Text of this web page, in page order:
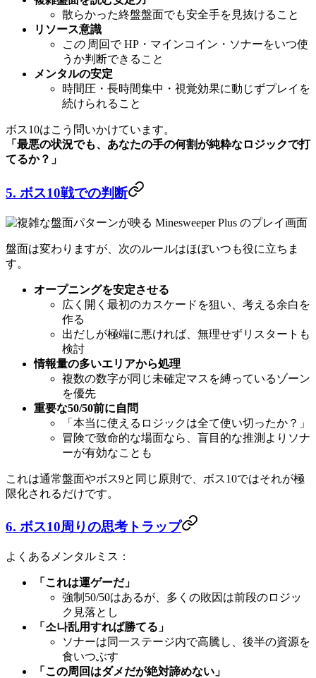
散らかった終盤盤面でも安全手を見抜けること
リソース意識
この周回で HP・マインコイン・ソナーをいつ使
うか判断できること
メンタルの安定
時間圧・長時間集中・視覚効果に動じずプレイを
続けられること
ボス10はこう問いかけています。
「最悪の状況でも、あなたの手の何割が純粋なロジックで打
てるか？」
5. ボス10戦での判断
盤面は変わりますが、次のルールはほぼいつも役に立ちま
す。
オープニングを安定させる
広く開く最初のカスケードを狙い、考える余白を
作る
出だしが極端に悪ければ、無理せずリスタートも
検討
情報量の多いエリアから処理
複数の数字が同じ未確定マスを縛っているゾーン
を優先
重要な50/50前に自問
「本当に使えるロジックは全て使い切ったか？」
冒険で致命的な場面なら、盲目的な推測よりソナ
ーが有効なことも
これは通常盤面やボス9と同じ原則で、ボス10ではそれが極
限化されるだけです。
6. ボス10周りの思考トラップ
よくあるメンタルミス：
「これは運ゲーだ」
強制50/50はあるが、多くの敗因は前段のロジッ
ク見落とし
「소나乱用すれば勝てる」
ソナーは同一ステージ内で高騰し、後半の資源を
食いつぶす
「この周回はダメだが絶対諦めない」